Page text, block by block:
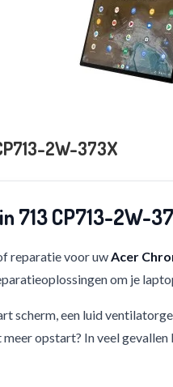
2W-373X
713 CP713-2W-
reparatie voor uwAcer
om je
scherm, een luid
opstart? In veel